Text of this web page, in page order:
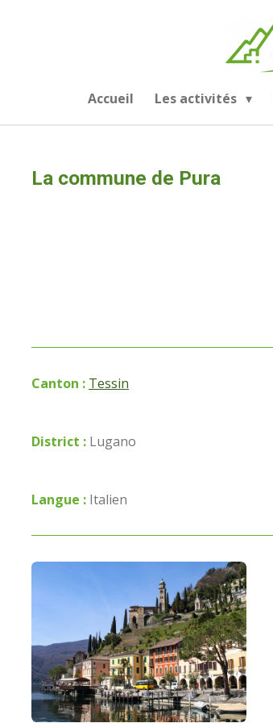
Accueil Les activités
La commune de Pura
Canton : Tessin
District : Lugano
Langue : Italien